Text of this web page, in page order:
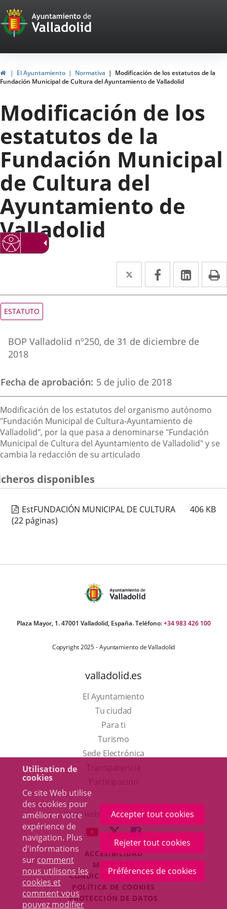
Utilisation de
cookies
Ce site Web utilise
des cookies pour
améliorer votre
expérience de
navigation. Plus
d'informations
sur comment
nous utilisons les
cookies et
comment vous
pouvez modifier
Accepter tout cookies
Rejeter tout cookies
Préférences de cookies
Portal
Web
del
Ayuntamiento
de
Valladolid
InicioEl Ayuntamiento Normativa
Modificación de los estatutos de la
Fundación Municipal de Cultura del Ayuntamiento de Valladolid
Modificación de los
estatutos de la
Fundación Municipal
de Cultura del
Ayuntamiento de
Valladolid
Twitter
Enlace
a
externa.
Facebook
Enlace
a
externa.
Enlace
a
Tipo
de
ESTATUTO
boletin
BOP Valladolid nº250, de 31 de diciembre de
2018
Fecha de aprobación 5 de julio de 2018
Descripción
Modificación de los estatutos del organismo autónomo
"Fundación Municipal de Cultura-Ayuntamiento de
Valladolid", por la que pasa a denominarse "Fundación
Municipal de Cultura del Ayuntamiento de Valladolid" y se
cambia la redacción de su articulado
disponibles
EstFUNDACIÓN MUNICIPAL DE CULTURA 406 KB
(22 páginas)
Plaza Mayor, 1. 47001 Valladolid, España. Teléfono:+34 983 426 100
Copyright 2025 - Ayuntamiento de Valladolid
valladolid.es
El Ayuntamiento
Tu ciudad
Para ti
TurismoEste
enlace
una
ventana
nueva.
Sede Electrónica
externa.
Otras webs del ayuntamiento
ENLACE
UNA
APLICACIÓN
EXTERNA.
ENLACE
A
UNA
APLICACIÓN
EXTERNA.
ENLACE
A
UNA
APLICACIÓN
EXTERNA.
ACCESIBILIDAD
MAPA WEB
CONDICIONES LEGALES
POLÍTICA DE COOKIES
PROTECCIÓN DE DATOS